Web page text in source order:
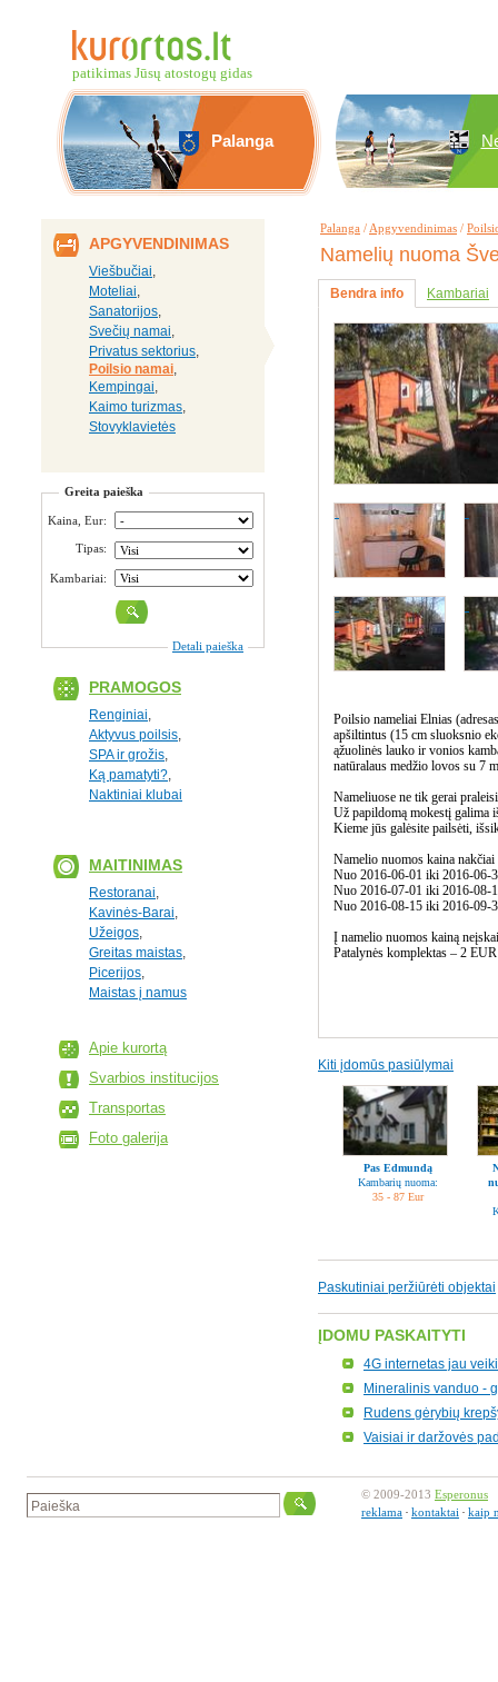
patikimas Jūsų atostogų gidas
Palanga
APGYVENDINIMAS
Viešbučiai,
Moteliai,
Sanatorijos,
Svečių namai,
Privatus sektorius,
Poilsio namai,
Kempingai,
Kaimo turizmas,
Stovyklavietės
Greita paieška
Kaina, Eur:
Tipas:
Kambariai:
Detali paieška
PRAMOGOS
Renginiai,
Aktyvus poilsis,
SPA ir grožis,
Ką pamatyti?,
Naktiniai klubai
MAITINIMAS
Restoranai,
Kavinės-Barai,
Užeigos,
Greitas maistas,
Picerijos,
Maistas į namus
Apie kurortą
Svarbios institucijos
Transportas
Foto galerija
Palanga / Apgyvendinimas /
Namelių nuoma
Bendra info Kambariai
Poilsio nameliai Elnias
apšiltintus (15 cm sluoksnio
ąžuolinės lauko ir vonios
natūralaus medžio lovos su 7
Nameliuose ne tik gerai
Už papildomą mokestį
Kieme jūs galėsite pailsėti,
Namelio nuomos kaina
Nuo 2016-06-01 iki 2016-06-
Nuo 2016-07-01 iki 2016-08-
Nuo 2016-08-15 iki 2016-09-
Į namelio nuomos kainą
Patalynės komplektas – 2
Kiti įdomūs pasiūlymai
Pas Edmundą
Kambarių nuoma:
35 - 87 Eur
Paskutiniai peržiūrėti objektai
ĮDOMU PASKAITYTI
4G internetas jau
Mineralinis vanduo -
Rudens gėrybių
Vaisiai ir daržovės
© 2009-2013 Esperonus
reklama
kontaktai kaip